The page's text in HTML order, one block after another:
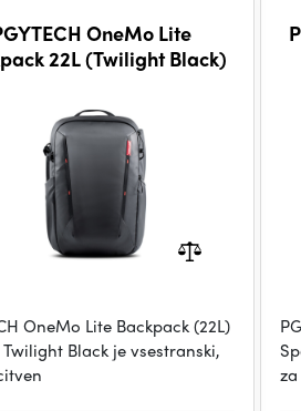
OneMo Lite
22L (Twilight Black)
OneMo Lite Backpack (22L)
Black je vsestranski,